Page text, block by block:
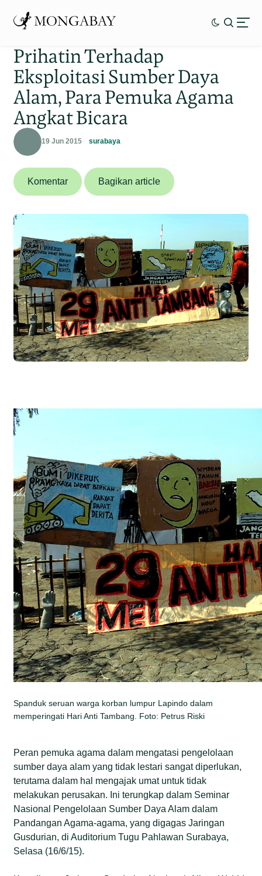
Prihatin Terhadap
Eksploitasi Sumber Daya
Alam, Para Pemuka Agama
Angkat Bicara
19 Jun 2015 surabaya
Komentar Bagikan article
Spanduk seruan warga korban lumpur Lapindo dalam
memperingati Hari Anti Tambang. Foto: Petrus Riski
Peran pemuka agama dalam mengatasi pengelolaan
sumber daya alam yang tidak lestari sangat diperlukan,
terutama dalam hal mengajak umat untuk tidak
melakukan perusakan. Ini terungkap dalam Seminar
Nasional Pengelolaan Sumber Daya Alam dalam
Pandangan Agama-agama, yang digagas Jaringan
Gusdurian, di Auditorium Tugu Pahlawan Surabaya,
Selasa (16/6/15).